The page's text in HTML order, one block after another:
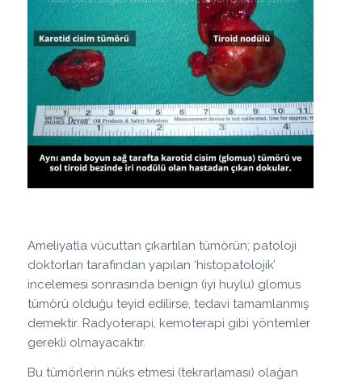
Ameliyatla vücuttan çıkartılan tümörün; patoloji
doktorları tarafından yapılan ‘histopatolojik’
incelemesi sonrasında benign (iyi huylu) glomus
tümörü olduğu teyid edilirse, tedavi tamamlanmış
demektir. Radyoterapi, kemoterapi gibi yöntemler
gerekli olmayacaktır.
Bu tümörlerin nüks etmesi (tekrarlaması) olağan